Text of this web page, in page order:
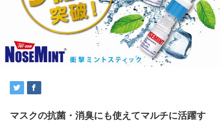
マスクの抗菌・消臭にも使えてマルチに活躍す